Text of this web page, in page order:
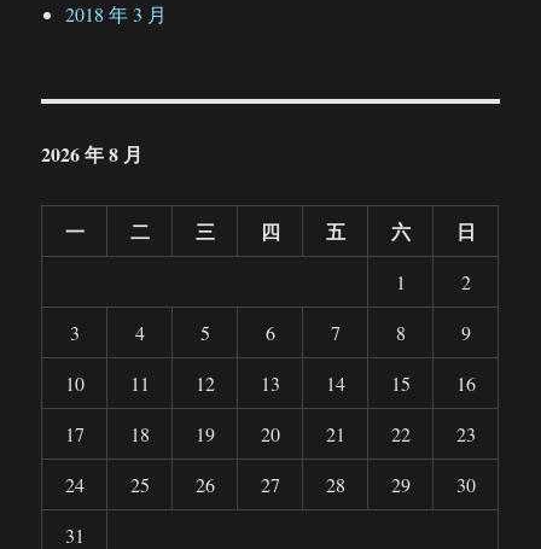
2018 年 3 月
2026 年 8 月
一 二 三 四 五 六 日
1
2
3
4 5 6 7 8
9
10
11 12 13 14 15
16
17
18 19 20 21 22
23
24
25 26 27 28 29
30
31